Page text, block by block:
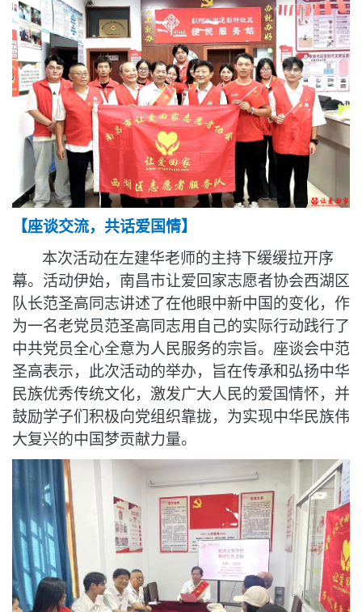
【座谈交流，共话爱国情】
本次活动在左建华老师的主持下缓缓拉开序
幕。 活动伊始，南昌市让爱回家志愿者协会西湖区
队长范圣高同志讲述了在他眼中新中国的变化，作
为一名老党员范圣高同志用自己的实际行动践行了
中共党员全心全意为人民服务的宗旨。 座谈会中范
圣高表示，此次活动的举办，旨在传承和弘扬中华
民族优秀传统文化，激发广大人民的爱国情怀， 并
鼓励学子们积极向党组织靠拢，为实现中华民族伟
大复兴的中国梦贡献力量。